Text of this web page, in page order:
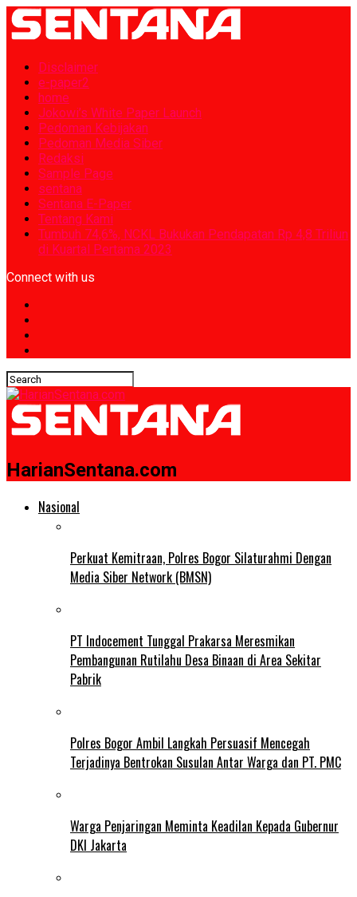
Disclaimer
e-paper2
home
Jokowi’s White Paper Launch
Pedoman Kebijakan
Pedoman Media Siber
Redaksi
Sample Page
sentana
Sentana E-Paper
Tentang Kami
Tumbuh 74,6%, NCKL Bukukan Pendapatan Rp 4,8 Triliun
di Kuartal Pertama 2023
Connect with us
HarianSentana.com
Nasional
Perkuat Kemitraan, Polres Bogor Silaturahmi Dengan
Media Siber Network (BMSN)
PT Indocement Tunggal Prakarsa Meresmikan
Pembangunan Rutilahu Desa Binaan di Area Sekitar
Pabrik
Polres Bogor Ambil Langkah Persuasif Mencegah
Terjadinya Bentrokan Susulan Antar Warga dan PT. PMC
Warga Penjaringan Meminta Keadilan Kepada Gubernur
DKI Jakarta